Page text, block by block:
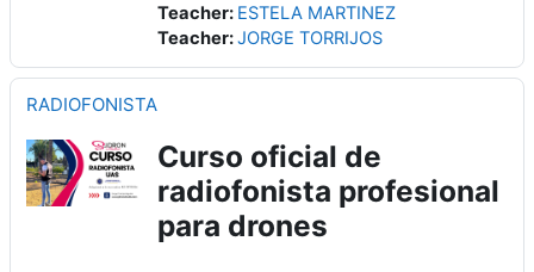
Teacher: ESTELA MARTINEZ
Teacher:JORGE TORRIJOS
RADIOFONISTA
Curso oficial de
radiofonista profesional
para drones